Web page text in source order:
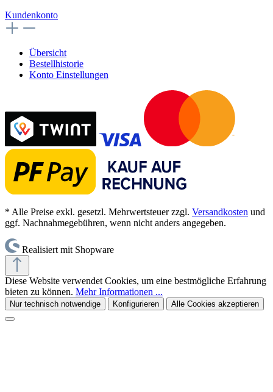
Kundenkonto
Übersicht
Bestellhistorie
Konto Einstellungen
* Alle Preise exkl. gesetzl. Mehrwertsteuer zzgl. Versandkosten und
ggf. Nachnahmegebühren, wenn nicht anders angegeben.
Realisiert mit Shopware
Diese Website verwendet Cookies, um eine bestmögliche Erfahrung
bieten zu können. Mehr Informationen ...
Nur technisch notwendige Konfigurieren Alle Cookies akzeptieren